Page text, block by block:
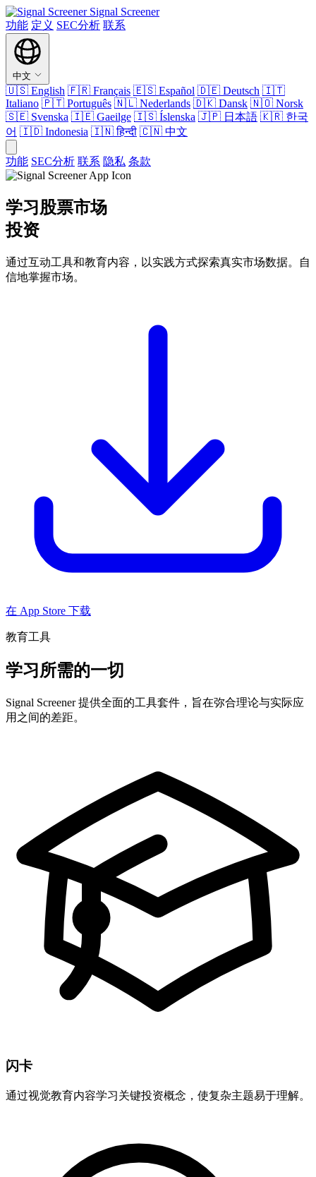
Signal Screener
功能 定义 SEC分析 联系
中文
🇺🇸 English 🇫🇷 Français 🇪🇸 Español 🇩🇪 Deutsch 🇮🇹
Italiano 🇵🇹 Português 🇳🇱 Nederlands 🇩🇰 Dansk 🇳🇴 Norsk
🇸🇪 Svenska 🇮🇪 Gaeilge 🇮🇸 Íslenska 🇯🇵 日本語 🇰🇷 한국
어 🇮🇩 Indonesia 🇮🇳हिन्दी 🇨🇳 中文
功能 SEC分析 联系 隐私 条款
学习股票市场
投资
通过互动工具和教育内容，以实践方式探索真实市场数据。自
信地掌握市场。
在 App Store 下载
教育工具
学习所需的一切
Signal Screener 提供全面的工具套件，旨在弥合理论与实际应
用之间的差距。
闪卡
通过视觉教育内容学习关键投资概念，使复杂主题易于理解。